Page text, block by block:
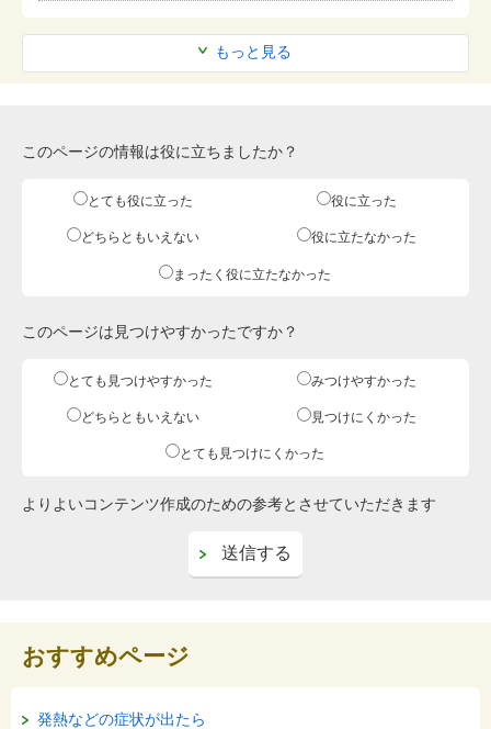
もっと見る
このページの情報は役に立ちましたか？
とても役に立った 役に立った
どちらともいえない 役に立たなかった
まったく役に立たなかった
このページは見つけやすかったですか？
とても見つけやすかった みつけやすかった
どちらともいえない 見つけにくかった
とても見つけにくかった
よりよいコンテンツ作成のための参考とさせていただきます
おすすめページ
発熱などの症状が出たら